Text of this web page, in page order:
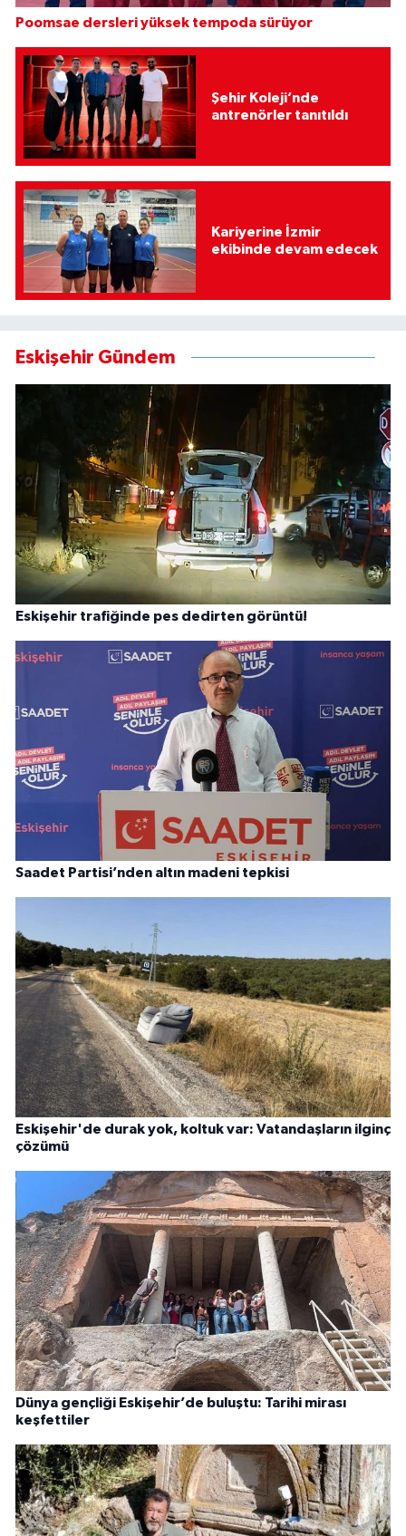
Poomsae dersleri yüksek tempoda sürüyor
Şehir Koleji’nde
antrenörler tanıtıldı
Kariyerine İzmir
ekibinde devam edecek
Eskişehir Gündem
Eskişehir trafiğinde pes dedirten görüntü!
Saadet Partisi’nden altın madeni tepkisi
Eskişehir'de durak yok, koltuk var: Vatandaşların ilginç
çözümü
Dünya gençliği Eskişehir’de buluştu: Tarihi mirası
keşfettiler